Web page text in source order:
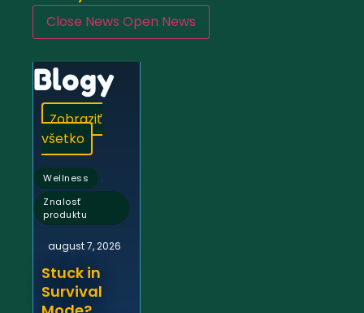
Close News Open News
Blogy
Zobraziť
všetko
Wellness ,
Znalosť
produktu
august 7, 2026
Stuck in
Survival